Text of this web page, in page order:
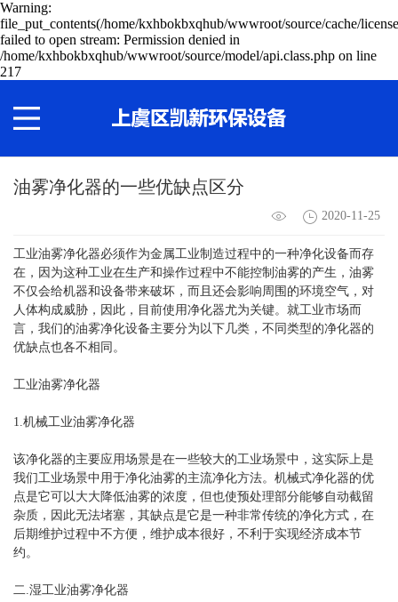
Warning:
file_put_contents(/home/kxhbokbxqhub/wwwroot/source/cache/
failed to open stream: Permission denied in
/home/kxhbokbxqhub/wwwroot/source/model/api.class.php on line
217
油雾净化器的一些优缺点区分
2020-11-25
工业油雾净化器必须作为金属工业制造过程中的一种净化设备而存
在，因为这种工业在生产和操作过程中不能控制油雾的产生，油雾
不仅会给机器和设备带来破坏，而且还会影响周围的环境空气，对
人体构成威胁，因此，目前使用净化器尤为关键。就工业市场而
言，我们的油雾净化设备主要分为以下几类，不同类型的净化器的
优缺点也各不相同。
工业油雾净化器
1.机械工业油雾净化器
该净化器的主要应用场景是在一些较大的工业场景中，这实际上是
我们工业场景中用于净化油雾的主流净化方法。机械式净化器的优
点是它可以大大降低油雾的浓度，但也使预处理部分能够自动截留
杂质，因此无法堵塞，其缺点是它是一种非常传统的净化方式，在
后期维护过程中不方便，维护成本很好，不利于实现经济成本节
约。
二.湿工业油雾净化器